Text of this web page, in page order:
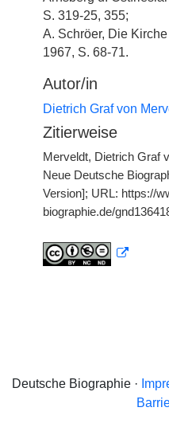
S. 319-25, 355;
A. Schröer, Die
1967, S. 68-71.
Autor/in
Dietrich Graf von
Zitierweise
Merveldt, Dietrich Graf
Neue Deutsche
Version]; URL: https://
biographie.de/
Deutsche Biographie ·